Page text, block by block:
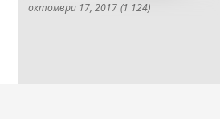
октомври 17, 2017 (1 124)